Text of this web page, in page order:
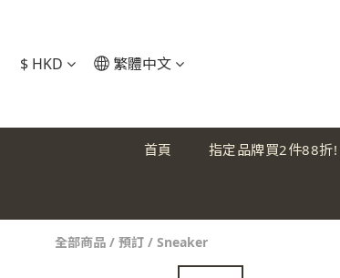
$ HKD 繁體中文
首頁 指定品牌買2件88折!
全部商品 / 預訂 / Sneaker